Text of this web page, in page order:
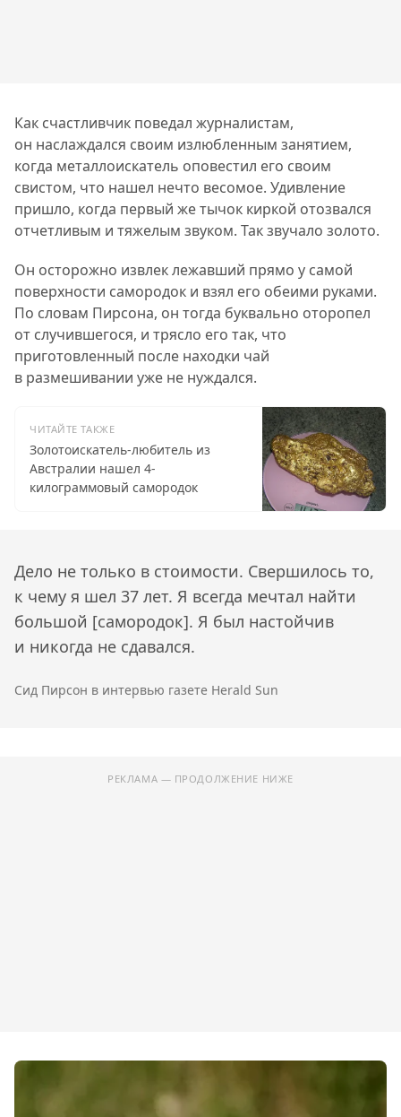
Как счастливчик поведал журналистам,
он наслаждался своим излюбленным занятием,
когда металлоискатель оповестил его своим
свистом, что нашел нечто весомое. Удивление
пришло, когда первый же тычок киркой отозвался
отчетливым и тяжелым звуком. Так звучало золото.
Он осторожно извлек лежавший прямо у самой
поверхности самородок и взял его обеими руками.
По словам Пирсона, он тогда буквально оторопел
от случившегося, и трясло его так, что
приготовленный после находки чай
в размешивании уже не нуждался.
ЧИТАЙТЕ ТАКЖЕ
Золотоискатель-любитель из
Австралии нашел 4-
килограммовый самородок
Дело не только в стоимости. Свершилось то,
к чему я шел 37 лет. Я всегда мечтал найти
большой [самородок]. Я был настойчив
и никогда не сдавался.
Сид Пирсон в интервью газете Herald Sun
РЕКЛАМА — ПРОДОЛЖЕНИЕ НИЖЕ